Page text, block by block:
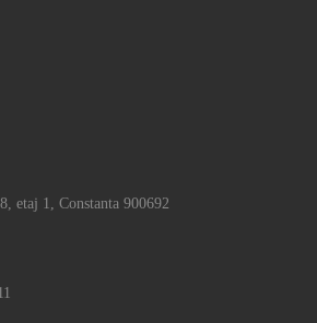
etaj 1, Constanta 900692